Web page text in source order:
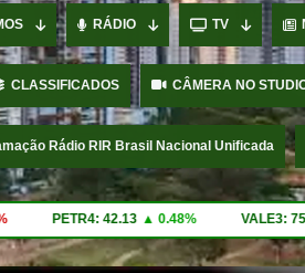
RÁDIO TV
CLASSIFICADOS CÂMERA NO
Rádio RIR Brasil Nacional Unificada
VALE3: 75.39 ▼ 1.66% ITUB4: